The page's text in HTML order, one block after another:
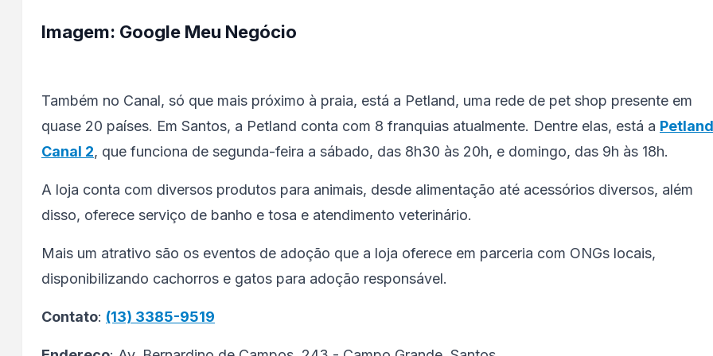
Imagem: Google Meu Negócio
Também no Canal, só que mais próximo à praia, está a Petland, uma rede de pet shop presente em
quase 20 países. Em Santos, a Petland conta com 8 franquias atualmente. Dentre elas, está a Petland
Canal 2, que funciona de segunda-feira a sábado, das 8h30 às 20h, e domingo, das 9h às 18h.
A loja conta com diversos produtos para animais, desde alimentação até acessórios diversos, além
disso, oferece serviço de banho e tosa e atendimento veterinário.
Mais um atrativo são os eventos de adoção que a loja oferece em parceria com ONGs locais,
disponibilizando cachorros e gatos para adoção responsável.
Contato: (13) 3385-9519